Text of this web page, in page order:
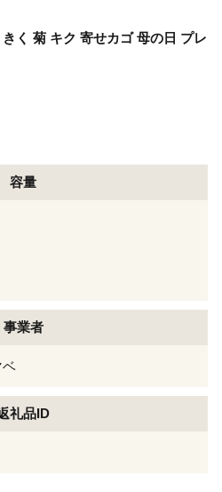
く 菊 キク 寄せカゴ 母の日 プレ
容量
事業者
礼品ID